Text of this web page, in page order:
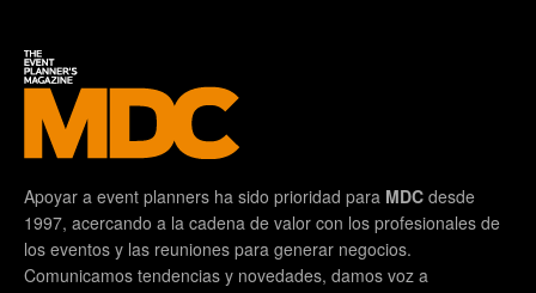
Apoyar a event planners ha sido prioridad para MDC desde
1997, acercando a la cadena de valor con los profesionales de
los eventos y las reuniones para generar negocios.
Comunicamos tendencias y novedades, damos voz a